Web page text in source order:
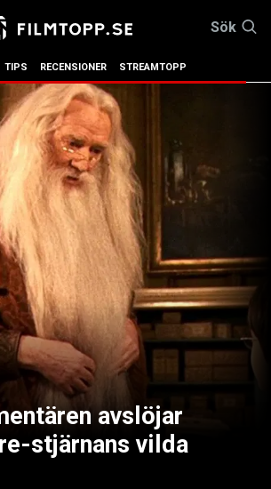
Sök
TIPS RECENSIONER STREAMTOPP
avslöjar
stjärnans vilda